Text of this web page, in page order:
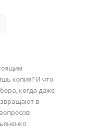
копия? И что
когда даже
в